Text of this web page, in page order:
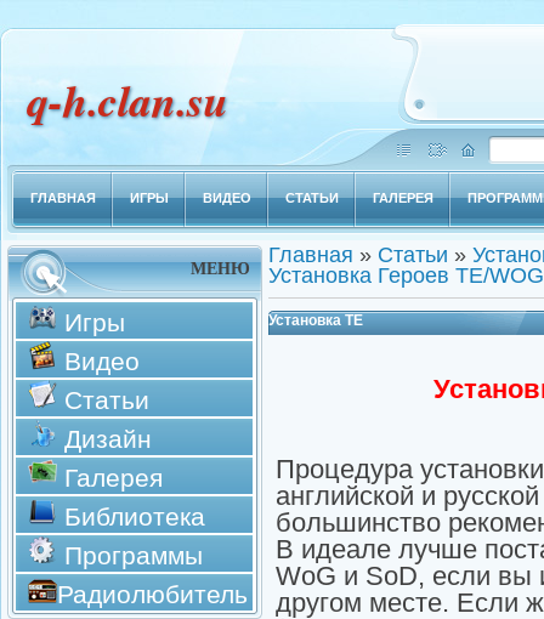
q-h.clan.su
ГЛАВНАЯ ИГРЫ ВИДЕО СТАТЬИ ГАЛЕРЕЯ
МЕНЮ
Игры
Видео
Статьи
Дизайн
Галерея
Библиотека
Программы
Радиолюбитель
Главная » Статьи »
Установка Героев ТЕ/WOG
Установка ТЕ
Процедура
английской и
большинство
В идеале лучше
WoG и SoD, если вы
другом месте. Если